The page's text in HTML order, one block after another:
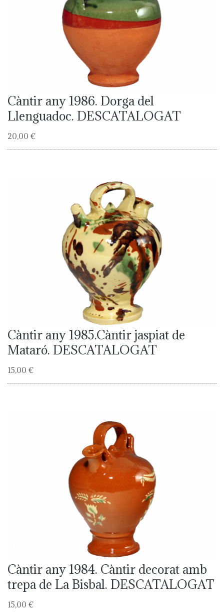
Càntir any 1986. Dorga del
Llenguadoc. DESCATALOGAT
20,00 €
Càntir any 1985.Càntir jaspiat de
Mataró. DESCATALOGAT
15,00 €
Càntir any 1984. Càntir decorat amb
trepa de La Bisbal. DESCATALOGAT
15,00 €